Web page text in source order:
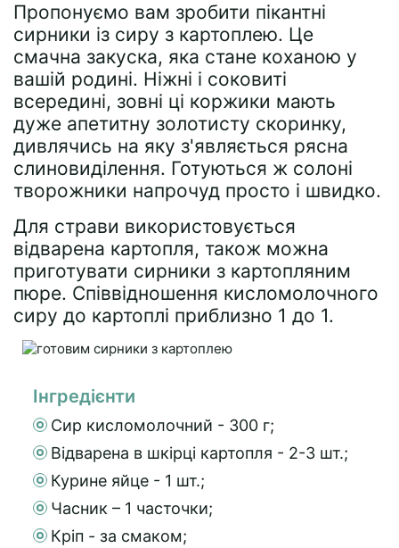
Пропонуємо вам зробити пікантні
сирники із сиру з картоплею. Це
смачна закуска, яка стане коханою у
вашій родині. Ніжні і соковиті
всередині, зовні ці коржики мають
дуже апетитну золотисту скоринку,
дивлячись на яку з'являється рясна
слиновиділення. Готуються ж солоні
творожники напрочуд просто і швидко.
Для страви використовується
відварена картопля, також можна
приготувати сирники з картопляним
пюре. Співвідношення кисломолочного
сиру до картоплі приблизно 1 до 1.
Інгредієнти
Сир кисломолочний - 300 г;
Відварена в шкірці картопля - 2-3 шт.;
Курине яйце - 1 шт.;
Часник – 1 часточки;
Кріп - за смаком;